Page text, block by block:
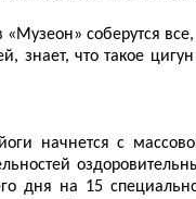
«Музеон» соберутся
знает, что такое
начнется с
дня на 15